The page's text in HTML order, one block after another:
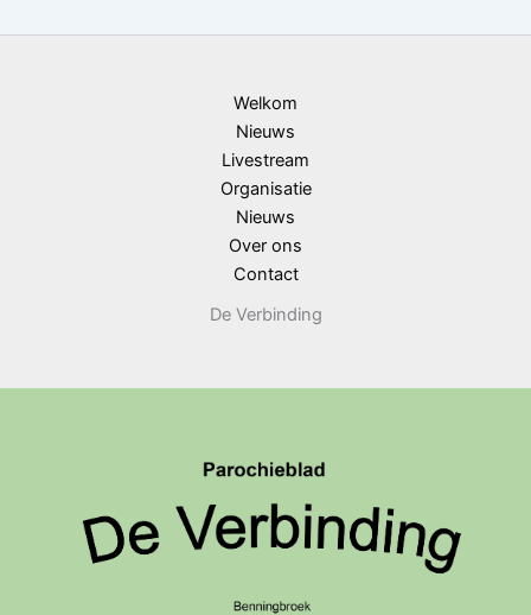
Welkom
Nieuws
Livestream
Organisatie
Nieuws
Over ons
Contact
De Verbinding